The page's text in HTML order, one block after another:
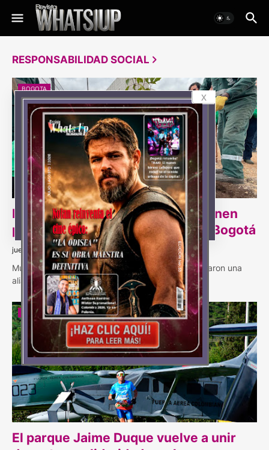
RESPONSABILIDAD SOCIAL
BOGOTA
Multiplaza y Jardín Botánico se unen
para reverdecer el occidente de Bogotá
jueves, agosto 06, 2026
Multiplaza y el Jardín Botánico de Bogotá concretaron una
alianza estratégica de tipo ambiental …
CARRERA
El parque Jaime Duque vuelve a unir
x